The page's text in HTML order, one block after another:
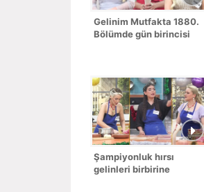
Gelinim Mutfakta 1880.
Bölümde gün birincisi
Şampiyonluk hırsı
gelinleri birbirine